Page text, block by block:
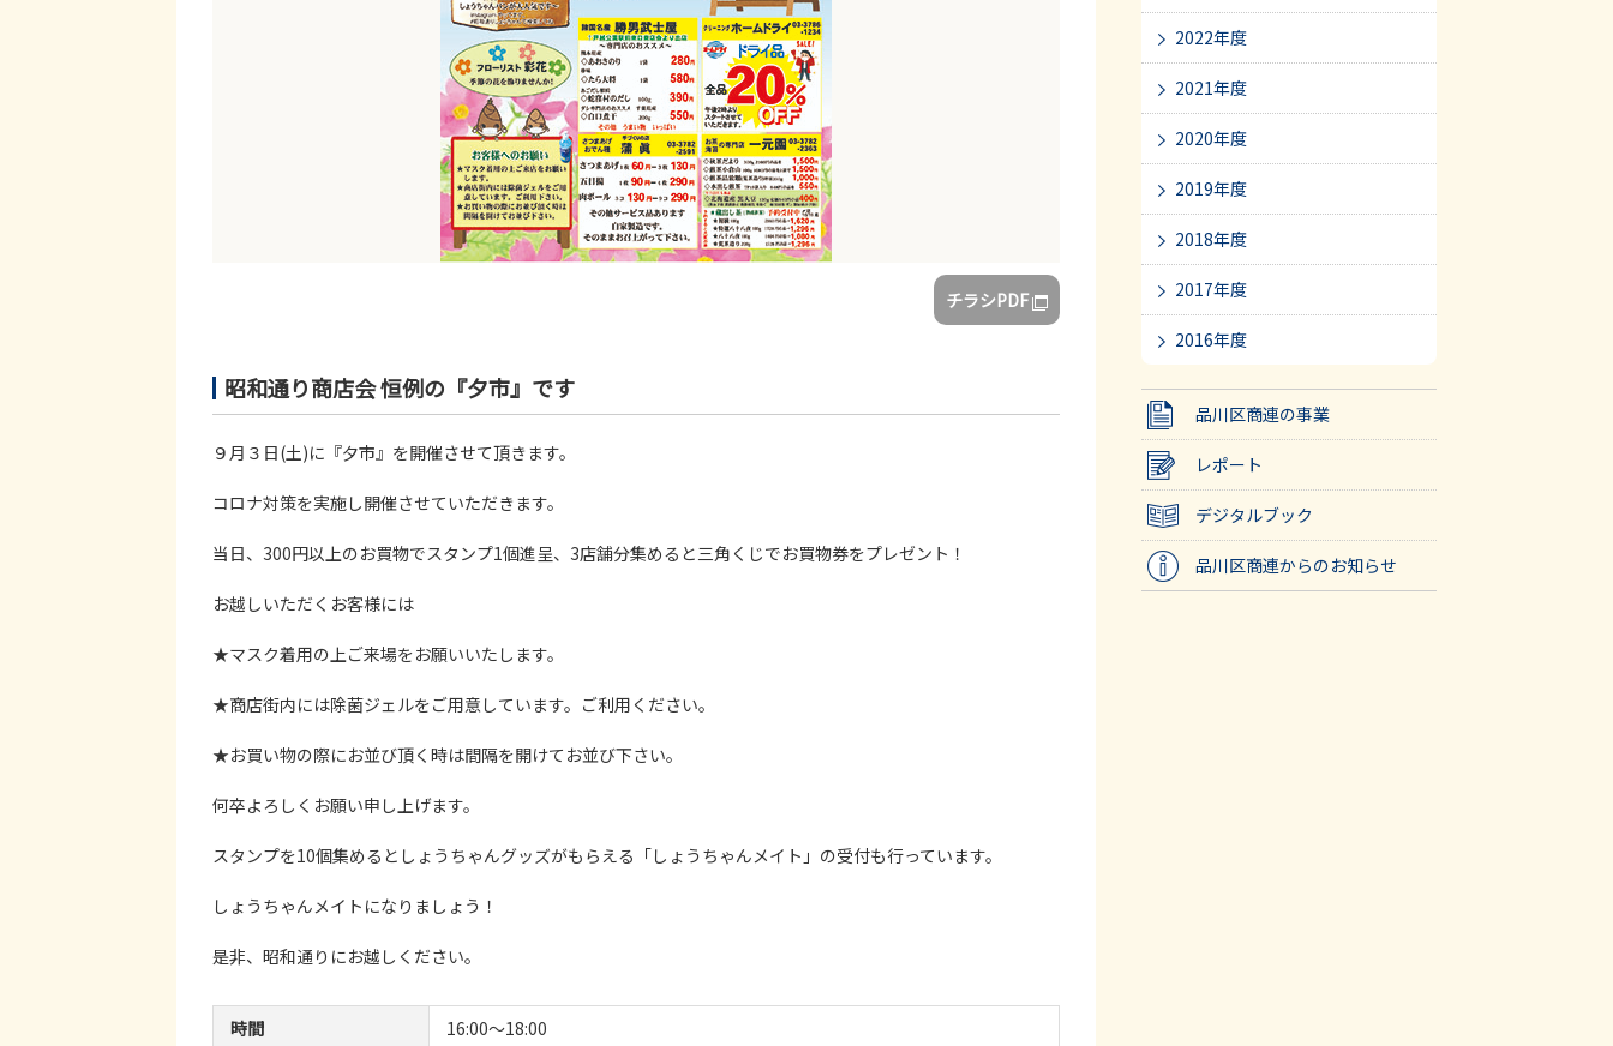
チラシPDF
昭和通り商店会 恒例の『夕市』です
９月３日(土)に『夕市』を開催させて頂きます。
コロナ対策を実施し開催させていただきます。
当日、300円以上のお買物でスタンプ1個進呈、3店舗分集めると三角くじでお買物券をプレゼント！
お越しいただくお客様には
★マスク着用の上ご来場をお願いいたします。
★商店街内には除菌ジェルをご用意しています。ご利用ください。
★お買い物の際にお並び頂く時は間隔を開けてお並び下さい。
何卒よろしくお願い申し上げます。
スタンプを10個集めるとしょうちゃんグッズがもらえる「しょうちゃんメイト」の受付も行っています。
しょうちゃんメイトになりましょう！
是非、昭和通りにお越しください。
時間
16:00～18:00
2022年度
2021年度
2020年度
2019年度
2018年度
2017年度
2016年度
品川区商連の事業
レポート
デジタルブック
品川区商連からのお知らせ